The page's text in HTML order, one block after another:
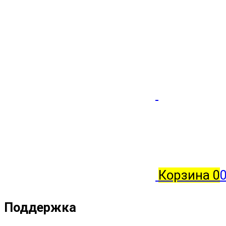
Корзина 0
Поддержка